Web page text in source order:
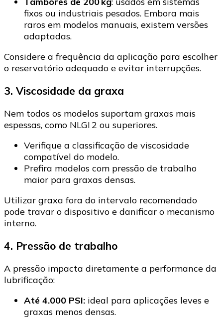
fixos ou industriais pesados. Embora mais
raros em modelos manuais, existem versões
adaptadas.
Considere a frequência da aplicação para escolher
o reservatório adequado e evitar interrupções.
3. Viscosidade da graxa
Nem todos os modelos suportam graxas mais
espessas, como NLGI 2 ou superiores.
Verifique a classificação de viscosidade
compatível do modelo.
Prefira modelos com pressão de trabalho
maior para graxas densas.
Utilizar graxa fora do intervalo recomendado
pode travar o dispositivo e danificar o mecanismo
interno.
4. Pressão de trabalho
A pressão impacta diretamente a performance da
lubrificação:
Até 4.000 PSI: ideal para aplicações leves e
graxas menos densas.